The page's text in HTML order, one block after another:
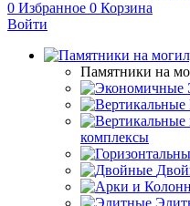
0 Избранное 0 Корзина
Войти
Памятники на
комплексы